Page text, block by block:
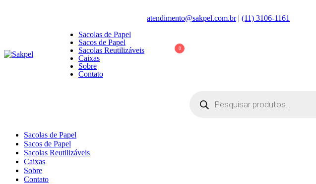
atendimento@sakpel.com.br| (11) 3106-1161
Sacolas, Sacos e Caixas de Papel e Reutilizáveis
Sacolas de Papel
Sacos de Papel
Sacolas Reutilizáveis
Caixas
Sobre
Contato
0
produtos
Sacolas de Papel
Sacos de Papel
Sacolas Reutilizáveis
Caixas
Sobre
Contato